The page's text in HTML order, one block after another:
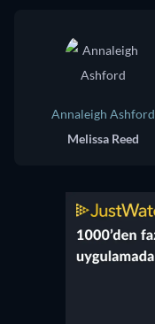
Annaleigh Ashford
Melissa Reed